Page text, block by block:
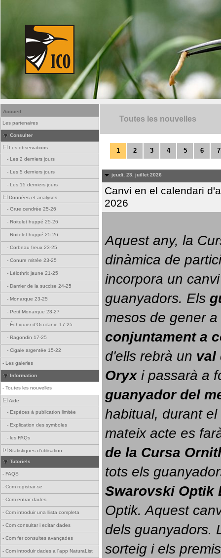
Accueil
Les partenaires
Consulter
Les observations
- Les 2 derniers jours
- Les 5 derniers jours
- Les 15 derniers jours
Données et analyses
- Grue cendrée 25-26
- Roitelet huppé 25-26
- Roitelet huppé 25-26
- Corbeau freux 23-25
- Conure mitrée 23-25
- Léiothrix jaune 21-25
- Damier de la succise 24-25
- Monarque 23-25
- Petit Monarque 23-27
- Échiquier d'Occitanie 17-25
- Ragondin 17-25
- Cigale argentée 15-22
- Les galeries
Information
- Toutes les nouvelles
Aide
- Espèces à publication limitée
- Explication des symboles
- les FAQs
Statistiques d'utilisation
Tutoriels
- FAQS
- Com registrar-se
- Com entrar dades
- Com introduir una llista completa
- Com consultar i editar dades
- Com fer consultes avançades
- Com introduir dades a l'app NaturaList
Toutes les nouvelles
1 2 3 4 5 6 7
jeudi, 23. juillet 2026
Canvi en el calendari
2026
Aquest any, la
dinàmica de
incorpora un
guanyadors. Els
conjuntament a
d'ells rebrà un val
Oryx i passarà a
guanyador del
habitual, durant el
mateix acte es
de la Cursa
tots els
Swarovski Optik
Optik. Aquest
dels guanyadors.
sorteig i els